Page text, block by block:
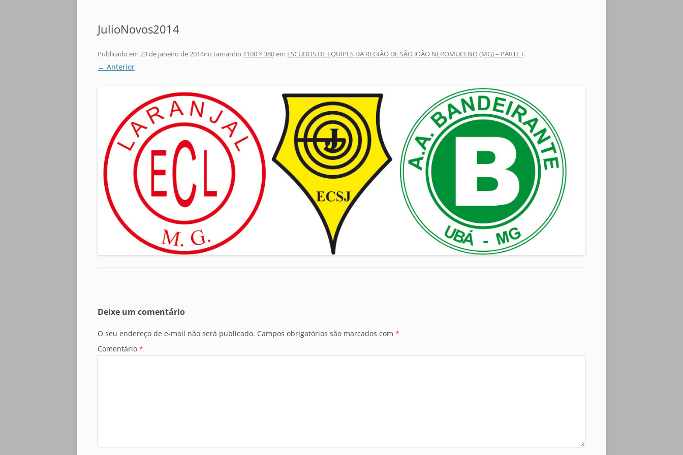
JulioNovos2014
Publicado em 23 de janeiro de 2014no tamanho 1100 × 380em ESCUDOS DE EQUIPES DA REGIÃO DE SÃO JOÃO NEPOMUCENO (MG) – PARTE I.
← Anterior
Deixe um comentário
O seu endereço de e-mail não será publicado. Campos obrigatórios são marcados com *
Comentário *